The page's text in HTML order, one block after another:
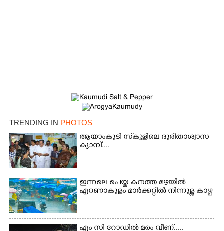
TRENDING IN PHOTOS
ആയാംകുടി സ്‌കൂളിലെ ദുരിതാശ്വാസ
ക്യാമ്പ്....
ഇന്നലെ പെയ്ത കനത്ത മഴയിൽ
എറണാകുളം മാർക്കറ്റിൽ നിന്നുള്ള കാഴ്ച
എം സി റോഡിൽ മരം വീണ്.....